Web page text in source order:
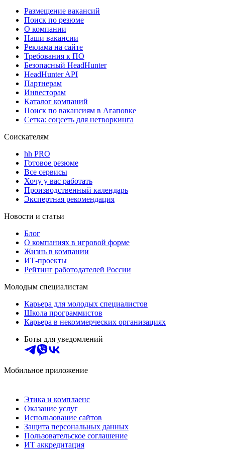
Размещение вакансий
Поиск по резюме
О компании
Наши вакансии
Реклама на сайте
Требования к ПО
Безопасный HeadHunter
HeadHunter API
Партнерам
Инвесторам
Каталог компаний
Поиск по вакансиям в Агаповке
Сетка: соцсеть для нетворкинга
Соискателям
hh PRO
Готовое резюме
Все сервисы
Хочу у вас работать
Производственный календарь
Экспертная рекомендация
Новости и статьи
Блог
О компаниях в игровой форме
Жизнь в компании
ИТ-проекты
Рейтинг работодателей России
Молодым специалистам
Карьера для молодых специалистов
Школа программистов
Карьера в некоммерческих организациях
Боты для уведомлений
Мобильное приложение
Этика и комплаенс
Оказание услуг
Использование сайтов
Защита персональных данных
Пользовательское соглашение
ИТ аккредитация